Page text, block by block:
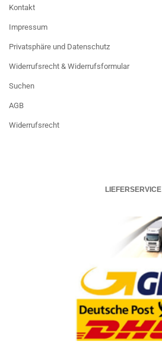
Kontakt
Impressum
Privatsphäre und Datenschutz
Widerrufsrecht & Widerrufsformular
Suchen
AGB
Widerrufsrecht
LIEFERSERVICE